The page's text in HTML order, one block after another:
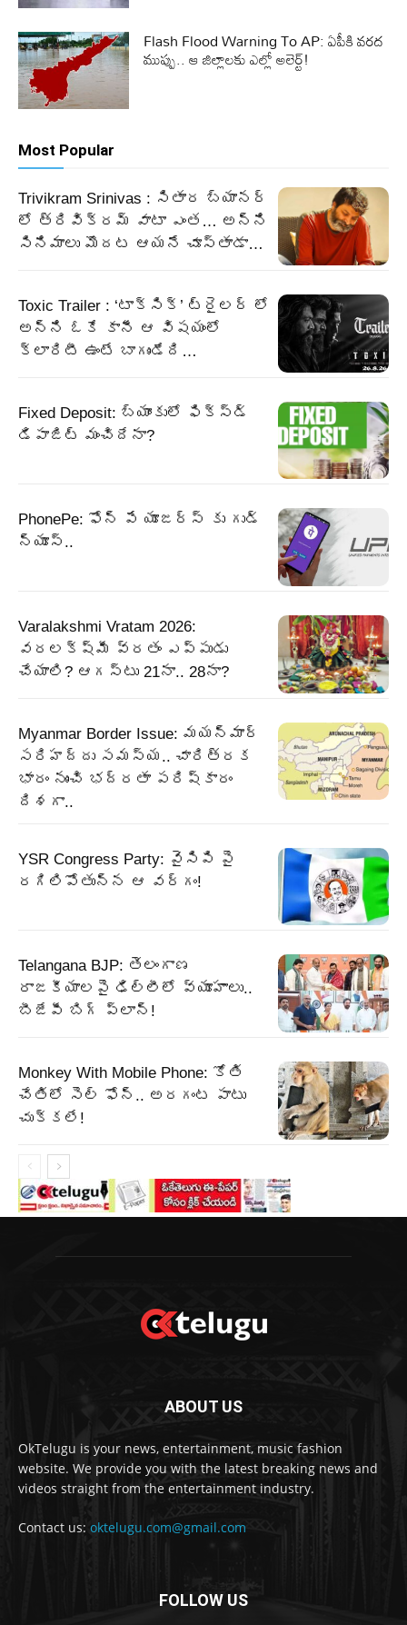
Flash Flood Warning To AP: ఏపీకి వరద
ముప్పు.. ఆ జిల్లాలకు ఎల్లో అలెర్ట్!
Most Popular
Trivikram Srinivas : సితార బ్యానర్
లో త్రివిక్రమ్ వాటా ఎంత… అన్ని
సినిమాలు మొదట ఆయనే చూస్తాడా…
Toxic Trailer : ‘టాక్సిక్’ ట్రైలర్ లో
అన్ని ఓకే కానీ ఆ విషయంలో
క్లారిటీ ఉంటే బాగుండేది…
Fixed Deposit: బ్యాంకులో ఫిక్స్డ్
డిపాజిట్ మంచిదేనా?
PhonePe: ఫోన్ పే యూజర్స్ కు గుడ్
న్యూస్..
Varalakshmi Vratam 2026:
వరలక్ష్మీ వ్రతం ఎప్పుడు
చేయాలి? ఆగస్టు 21నా.. 28నా?
Myanmar Border Issue: మయన్మార్‌
సరిహద్దు సమస్య.. చారిత్రక
భారం నుంచి భద్రతా పరిష్కారం
దిశగా..
YSR Congress Party: వైసిపి పై
రగిలిపోతున్న ఆ వర్గం!
Telangana BJP: తెలంగాణ
రాజకీయాలపై ఢిల్లీలో వ్యూహాలు..
బీజేపీ బిగ్‌ ప్లాన్‌!
Monkey With Mobile Phone: కోతి
చేతిలో సెల్ ఫోన్.. అరగంట పాటు
చుక్కలే!
ABOUT US
OkTelugu is your news, entertainment, music fashion
website. We provide you with the latest breaking news and
videos straight from the entertainment industry.
Contact us: oktelugu.com@gmail.com
FOLLOW US